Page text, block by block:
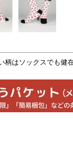
柄はソックスでも健